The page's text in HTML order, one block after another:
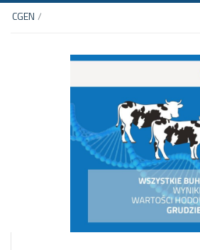
CGEN /